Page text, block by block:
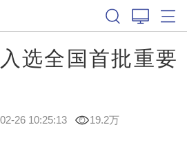
选全国首批重要
26 10:25:13 19.2万